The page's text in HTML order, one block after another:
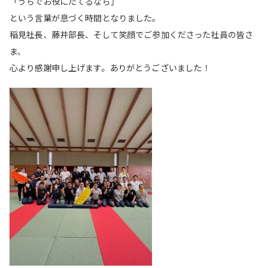
という言葉が息づく時間となりました。
稲見社長、藤井部長、そして笑顔でご参加くださった社員の皆さ
ま、
心より感謝申し上げます。ありがとうございました！